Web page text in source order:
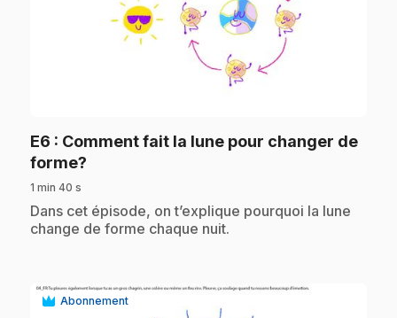
E6 : Comment fait la lune pour changer de
forme?
1 min 40 s
.Dans cet épisode, on t’explique pourquoi la lune
change de forme chaque nuit.
Abonnement